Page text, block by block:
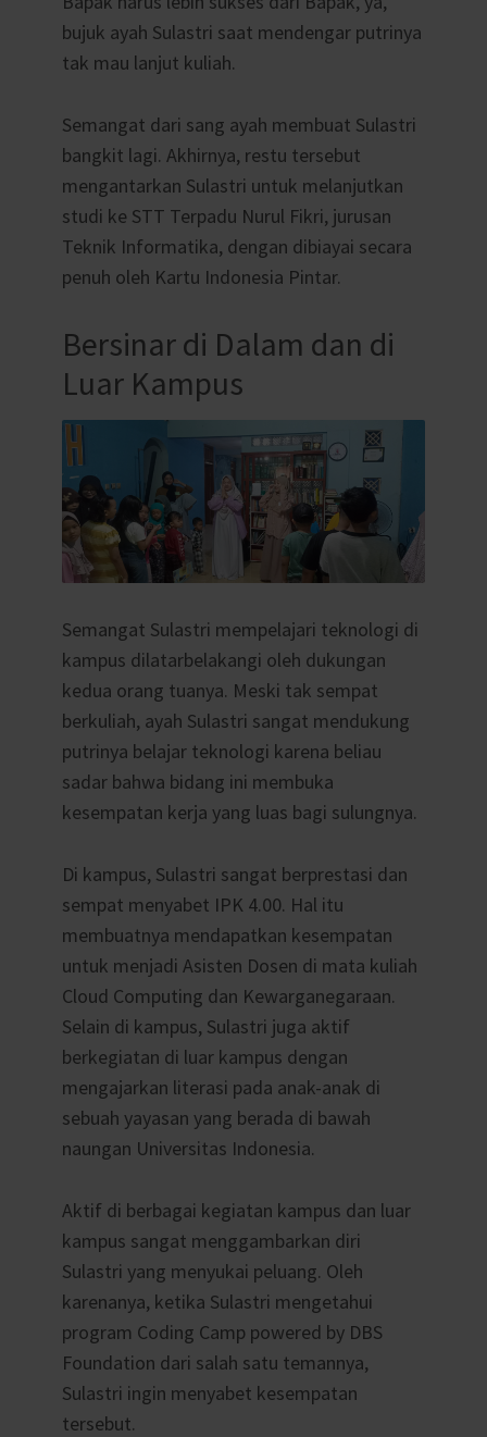
bujuk ayah Sulastri saat mendengar putrinya
tak mau lanjut kuliah.
Semangat dari sang ayah membuat Sulastri
bangkit lagi. Akhirnya, restu tersebut
mengantarkan Sulastri untuk melanjutkan
studi ke STT Terpadu Nurul Fikri, jurusan
Teknik Informatika, dengan dibiayai secara
penuh oleh Kartu Indonesia Pintar.
Bersinar di Dalam dan di
Luar Kampus
Semangat Sulastri mempelajari teknologi di
kampus dilatarbelakangi oleh dukungan
kedua orang tuanya. Meski tak sempat
berkuliah, ayah Sulastri sangat mendukung
putrinya belajar teknologi karena beliau
sadar bahwa bidang ini membuka
kesempatan kerja yang luas bagi sulungnya.
Di kampus, Sulastri sangat berprestasi dan
sempat menyabet IPK 4.00. Hal itu
membuatnya mendapatkan kesempatan
untuk menjadi Asisten Dosen di mata kuliah
Cloud Computing dan Kewarganegaraan.
Selain di kampus, Sulastri juga aktif
berkegiatan di luar kampus dengan
mengajarkan literasi pada anak-anak di
sebuah yayasan yang berada di bawah
naungan Universitas Indonesia.
Aktif di berbagai kegiatan kampus dan luar
kampus sangat menggambarkan diri
Sulastri yang menyukai peluang. Oleh
karenanya, ketika Sulastri mengetahui
program Coding Camp powered by DBS
Foundation dari salah satu temannya,
Sulastri ingin menyabet kesempatan
tersebut.